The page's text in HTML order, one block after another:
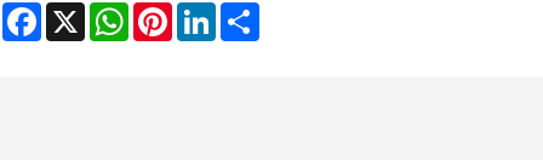
Facebook
X WhatsAppPinterestLinkedIn